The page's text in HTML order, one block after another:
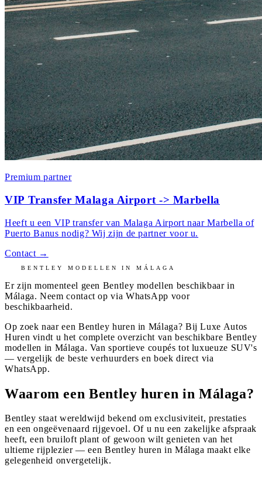
Premium partner
VIP Transfer Malaga Airport -> Marbella
Heeft u een VIP transfer van Malaga Airport naar Marbella of
Puerto Banus nodig? Wij zijn de partner voor u.
Contact →
BENTLEY MODELLEN INMÁLAGA
Er zijn momenteel geen Bentley modellen beschikbaar in
Málaga. Neem contact op via WhatsApp voor
beschikbaarheid.
Op zoek naar een Bentley huren in Málaga? Bij Luxe Autos
Huren vindt u het complete overzicht van beschikbare Bentley
modellen in Málaga. Van sportieve coupés tot luxueuze SUV's
— vergelijk de beste verhuurders en boek direct via
WhatsApp.
Waarom een Bentley huren in Málaga?
Bentley staat wereldwijd bekend om exclusiviteit, prestaties
en een ongeëvenaard rijgevoel. Of u nu een zakelijke afspraak
heeft, een bruiloft plant of gewoon wilt genieten van het
ultieme rijplezier — een Bentley huren in Málaga maakt elke
gelegenheid onvergetelijk.